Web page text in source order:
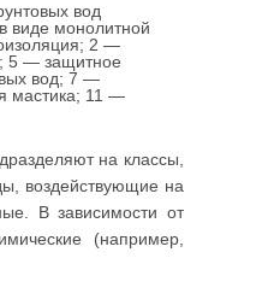
вод
виде монолитной
2 —
5 — защитное
вод; 7 —
мастика; 11 —
на классы,
воздействующие на
В зависимости от
(например,